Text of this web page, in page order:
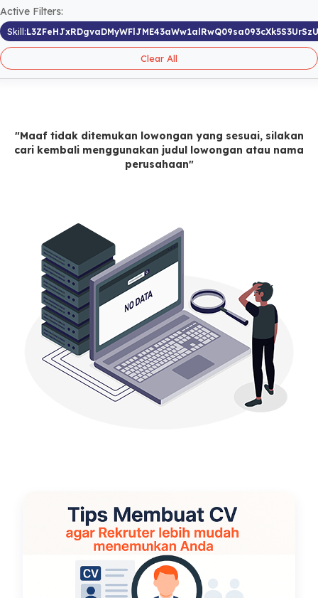
Active Filters:
Skill:
Clear All
"Maaf tidak ditemukan lowongan yang sesuai, silakan
cari kembali menggunakan judul lowongan atau nama
perusahaan"